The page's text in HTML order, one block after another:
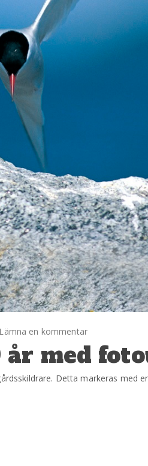
Lämna en kommentar
år med
Detta markeras med